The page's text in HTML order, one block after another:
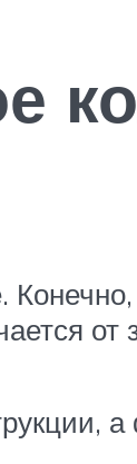
от